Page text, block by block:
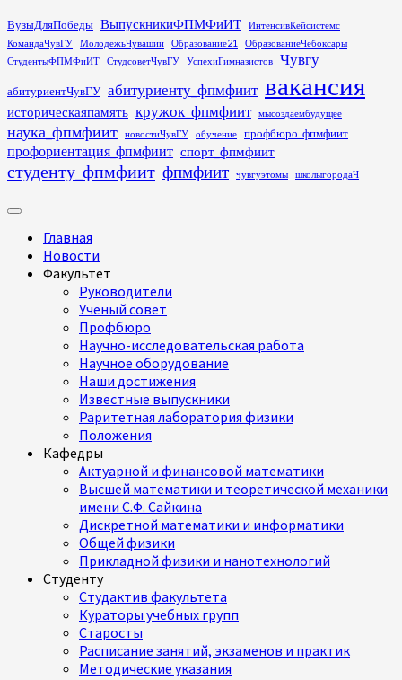
Перейти
к
содержимому
ВузыДляПобеды ВыпускникиФПМФиИТ
ИнтенсивКейсистемс
КомандаЧувГУ
МолодежьЧувашии Образование21
ОбразованиеЧебоксары
СтудентыФПМФиИТ
СтудсоветЧувГУ УспехиГимназистов Чувгу
абитуриентЧувГУ абитуриенту_фпмфиит вакансия
историческаяпамять кружок_фпмфиит мысоздаембудущее
наука_фпмфиит новостиЧувГУ обучение профбюро_фпмфиит
профориентация_фпмфиит спорт_фпмфиит
студенту_фпмфиит фпмфиит чувгуэтомы школыгородаЧ
Основное
Главная
Новости
Факультет
Руководители
Ученый совет
Профбюро
Научно-исследовательская работа
Научное оборудование
Наши достижения
Известные выпускники
Раритетная лаборатория физики
Положения
Кафедры
Актуарной и финансовой математики
Высшей математики и теоретической механики
имени С.Ф. Сайкина
Дискретной математики и информатики
Общей физики
Прикладной физики и нанотехнологий
Студенту
Студактив факультета
Кураторы учебных групп
Старосты
Расписание занятий, экзаменов и практик
Методические указания